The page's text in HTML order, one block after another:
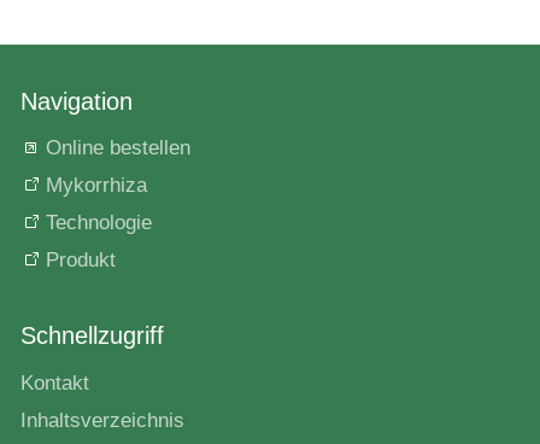
Navigation
Online bestellen
Mykorrhiza
Technologie
Produkt
Schnellzugriff
Kontakt
Inhaltsverzeichnis